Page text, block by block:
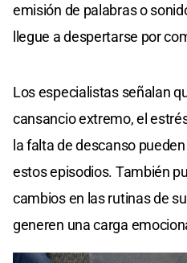
emisión de palabras o
llegue a despertarse por
Los especialistas señalan
cansancio extremo, el
la falta de descanso
estos episodios. También
cambios en las rutinas de
generen una carga